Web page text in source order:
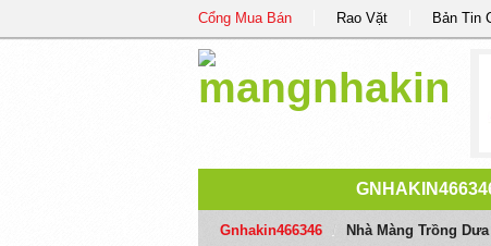
Cổng Mua Bán Rao Vặt Bản Tin
Gnhakin466346 Nhà Màng Trồng